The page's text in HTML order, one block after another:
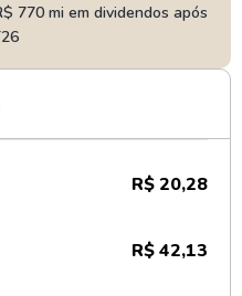
770 mi em dividendos após
R$ 20,28
R$ 42,13